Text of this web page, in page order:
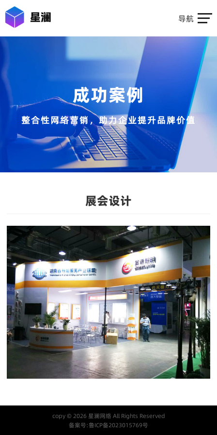
导航
成功案例
整合性网络营销，助力企业提升品牌价值
展会设计
copy © 2026 星澜网络 All Rights Reserved
备案号:鲁ICP备2023015769号